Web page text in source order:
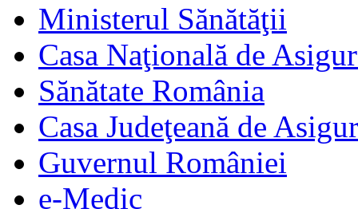
Ministerul Sănătăţii
Casa Naţională de
Sănătate România
Casa Judeţeană de
Guvernul României
e-Medic